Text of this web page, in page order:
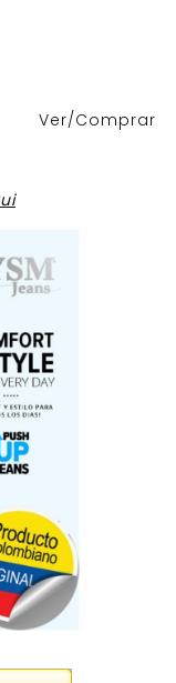
Ver/Comprar